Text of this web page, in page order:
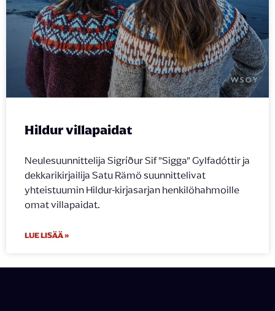
Hildur villapaidat
Neulesuunnittelija Sigríður Sif ”Sigga” Gylfadóttir ja
dekkarikirjailija Satu Rämö suunnittelivat
yhteistuumin Hildur-kirjasarjan henkilöhahmoille
omat villapaidat.
LUE LISÄÄ »